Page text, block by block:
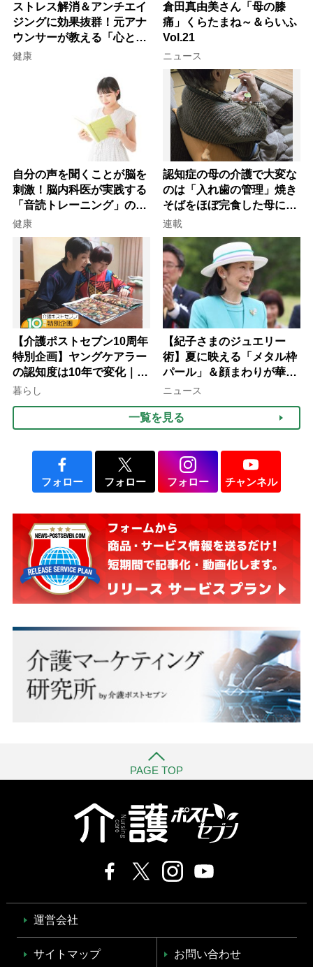
ストレス解消＆アンチエイ
ジングに効果抜群！元アナ
ウンサーが教える「心と体
を元気にする音読の習慣」
健康
倉田真由美さん「母の膝
痛」くらたまね～＆らいふ
Vol.21
ニュース
自分の声を聞くことが脳を
刺激！脳内科医が実践する
「音読トレーニング」の極
意
健康
認知症の母の介護で大変な
のは「入れ歯の管理」焼き
そばをほぼ完食した母に息
子が血の気が引いた理由
連載
【介護ポストセブン10周年
特別企画】ヤングケアラー
の認知度は10年で変化｜流
行語大賞にノミネート、法
暮らし
【紀子さまのジュエリー
術】夏に映える「メタル枠
パール」＆顔まわりが華や
ぐ「揺れる一粒」の使い分
ニュース
一覧を見る
フォロー フォロー フォロー チャンネル
PAGE TOP
運営会社
サイトマップ お問い合わせ